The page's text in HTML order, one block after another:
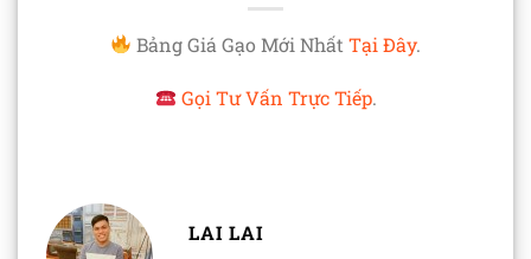
Bảng Giá Gạo Mới NhấtTại Đây.
Gọi Tư Vấn Trực Tiếp.
LAI LAI